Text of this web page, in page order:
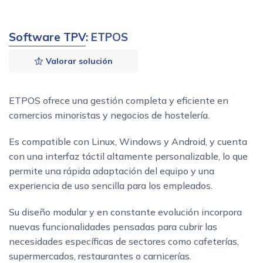
Software TPV: ETPOS
Valorar solución
ETPOS ofrece una gestión completa y eficiente en
comercios minoristas y negocios de hostelería.
Es compatible con Linux, Windows y Android, y cuenta
con una interfaz táctil altamente personalizable, lo que
permite una rápida adaptación del equipo y una
experiencia de uso sencilla para los empleados.
Su diseño modular y en constante evolución incorpora
nuevas funcionalidades pensadas para cubrir las
necesidades específicas de sectores como cafeterías,
supermercados, restaurantes o carnicerías.